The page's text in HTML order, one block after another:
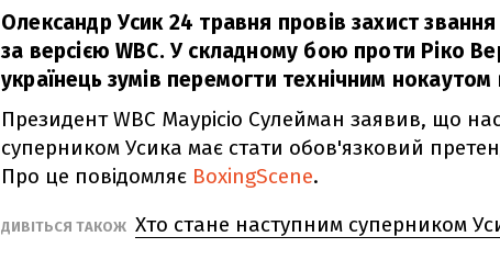
Олександр Усик 24 травня провів захист звання
за версією WBC. У складному бою проти Ріко
українець зумів перемогти технічним нокаутом
Президент WBC Маурісіо Сулейман заявив, що
суперником Усика має стати обов'язковий
Про це повідомляє BoxingScene.
ДИВІТЬСЯ ТАКОЖ Хто стане наступним суперником